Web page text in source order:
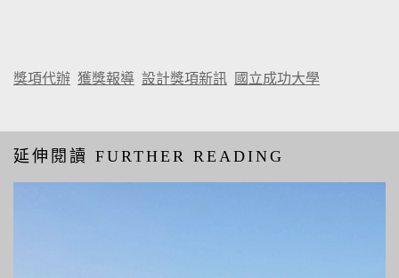
獎項代辦 獲獎報導 設計獎項新訊 國立成功大學
延伸閱讀 FURTHER READING